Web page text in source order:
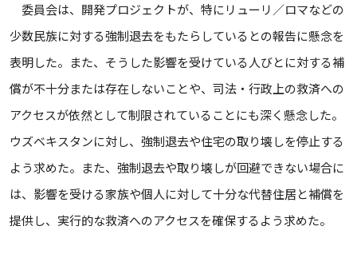
委員会は、開発プロジェクトが、特にリューリ／ロマなどの
少数民族に対する強制退去をもたらしているとの報告に懸念を
表明した。また、そうした影響を受けている人びとに対する補
償が不十分または存在しないことや、司法・行政上の救済への
アクセスが依然として制限されていることにも深く懸念した。
ウズベキスタンに対し、強制退去や住宅の取り壊しを停止する
よう求めた。また、強制退去や取り壊しが回避できない場合に
は、影響を受ける家族や個人に対して十分な代替住居と補償を
提供し、実行的な救済へのアクセスを確保するよう求めた。